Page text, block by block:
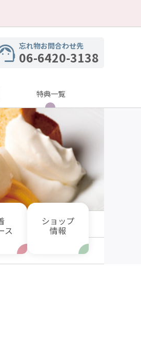
忘れ物お問合わせ先
06-6420-3138
特典一覧
ス
ショップ
情報